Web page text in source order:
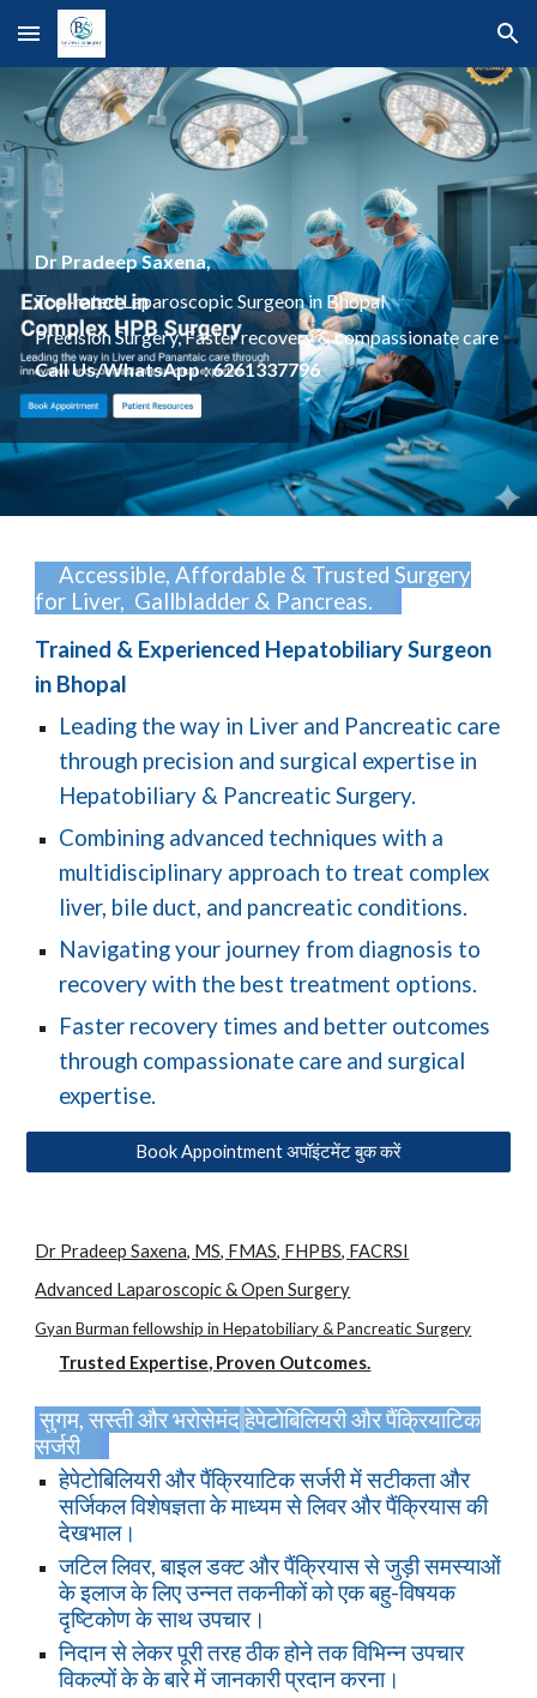
Skip to main content Skip to navigation
Dr Pradeep Saxena,
Top-rated Laparoscopic Surgeon in Bhopal
Precision Surgery, Faster recovery & compassionate care
Call Us/WhatsApp : 6261337796
Accessible, Affordable & TrustedSurgery
for Liver, Gallbladder & Pancreas.
Trained & Experienced Hepatobiliary Surgeon
in Bhopal
Leading the way in Liver and Pancreatic care
through precision and surgical expertise in
Hepatobiliary & Pancreatic Surgery.
Combining advanced techniques with a
multidisciplinary approach to treat complex
liver, bile duct, and pancreatic conditions.
Navigating your journey from diagnosis to
recovery with the best treatment options.
Faster recovery times and better outcomes
through compassionate care and surgical
expertise.
Book Appointment अपॉइंटमेंट बुक करें
Dr Pradeep Saxena, MS, FMAS, FHPBS, FACRSI
Advanced Laparoscopic & Open Surgery
Gyan Burman fellowship in Hepatobiliary & Pancreatic Surgery
Trusted Expertise, Proven Outcomes.
सुगम, सस्ती और भरोसेमंद हेपेटोबिलियरी और पैंक्रियाटिक
सर्जरी
हेपेटोबिलियरी और पैंक्रियाटिक सर्जरी में सटीकता और
सर्जिकल विशेषज्ञता के माध्यम से लिवर और पैंक्रियास की
देखभाल।
जटिल लिवर, बाइल डक्ट और पैंक्रियास से जुड़ी समस्याओं
के इलाज के लिए उन्नत तकनीकों को एक बहु-विषयक
दृष्टिकोण के साथउपचार।
निदान से लेकर पूरी तरह ठीक होने तक विभिन्न उपचार
विकल्पों के के बारे में जानकारी प्रदान करना।